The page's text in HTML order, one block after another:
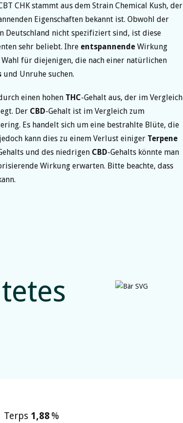
CHK stammt aus dem Strain Chemical Kush, der
Eigenschaften bekannt ist. Obwohl der
nicht spezifiziert sind, ist diese
sehr beliebt. Ihre entspannende Wirkung
für diejenigen, die nach einer natürlichen
und Unruhe suchen.
einen hohen THC-Gehalt aus, der im Vergleich
Der CBD-Gehalt ist im Vergleich zum
Es handelt sich um eine bestrahlte Blüte, die
kann dies zu einem Verlust einiger Terpene
und des niedrigen CBD-Gehalts könnte man
Wirkung erwarten. Bitte beachte, dass
Terps 1,88 %